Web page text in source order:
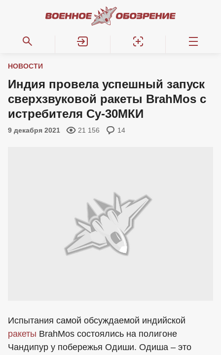
НОВОСТИ
Индия провела успешный запуск
сверхзвуковой ракеты BrahMos с
истребителя Су-30МКИ
9 декабря 2021 21 156 14
Испытания самой обсуждаемой индийской
ракеты BrahMos состоялись на полигоне
Чандипур у побережья Одиши. Одиша – это